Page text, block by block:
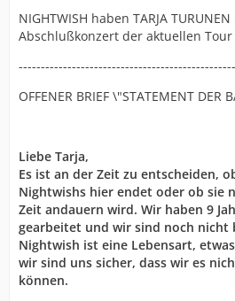
NIGHTWISH haben TARJA
Abschlußkonzert der aktuellen
OFFENER BRIEF \"STATEMENT DER
Liebe Tarja,
Es ist an der Zeit zu entscheiden,
Nightwishs hier endet oder ob sie
Zeit andauern wird. Wir haben 9
gearbeitet und wir sind noch nicht
Nightwish ist eine Lebensart,
wir sind uns sicher, dass wir es
können.